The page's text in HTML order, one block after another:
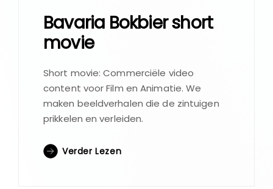
Bavaria Bokbier short
movie
Short movie: Commerciële video
content voor Film en Animatie. We
maken beeldverhalen die de zintuigen
prikkelen en verleiden.
Verder Lezen